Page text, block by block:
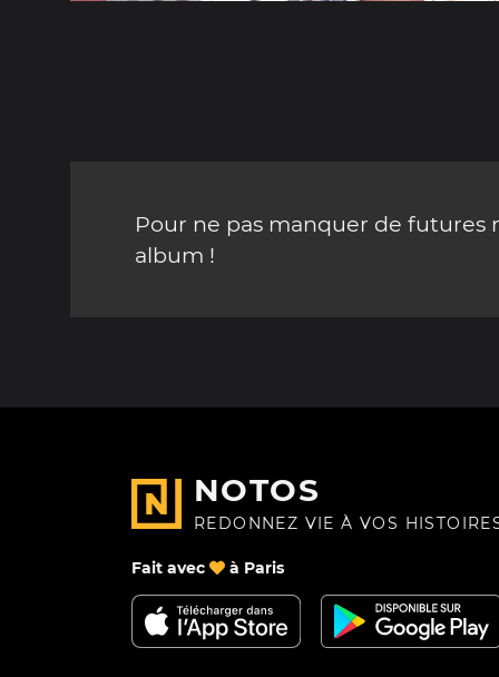
Pour ne pas manquer de futures
album !
NOTOS
REDONNEZ VIE À VOS
Fait avec à Paris